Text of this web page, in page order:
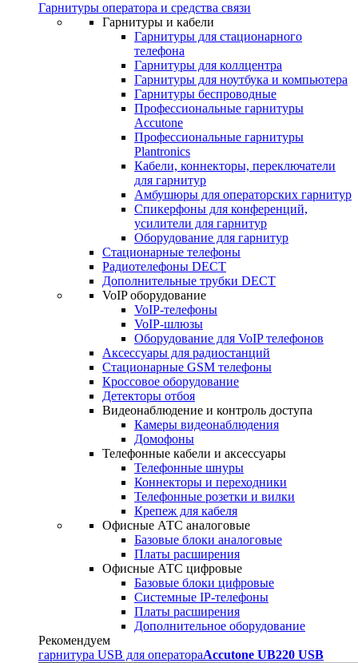
Гарнитуры оператора и средства связи
Гарнитуры и кабели
Гарнитуры для стационарного
телефона
Гарнитуры для коллцентра
Гарнитуры для ноутбука и компьютера
Гарнитуры беспроводные
Профессиональные гарнитуры
Accutone
Профессиональные гарнитуры
Plantronics
Кабели, коннекторы, переключатели
для гарнитур
Амбушюры для операторских гарнитур
Cпикерфоны для конференций,
усилители для гарнитур
Оборудование для гарнитур
Стационарные телефоны
Радиотелефоны DECT
Дополнительные трубки DECT
VoIP оборудование
VoIP-телефоны
VoIP-шлюзы
Оборудование для VoIP телефонов
Аксессуары для радиостанций
Стационарные GSM телефоны
Кроссовое оборудование
Детекторы отбоя
Видеонаблюдение и контроль доступа
Камеры видеонаблюдения
Домофоны
Телефонные кабели и аксессуары
Телефонные шнуры
Коннекторы и переходники
Телефонные розетки и вилки
Крепеж для кабеля
Офисные АТС аналоговые
Базовые блоки аналоговые
Платы расширения
Офисные АТС цифровые
Базовые блоки цифровые
Системные IP-телефоны
Платы расширения
Дополнительное оборудование
Рекомендуем
гарнитура USB для оператораAccutone UB220 USB